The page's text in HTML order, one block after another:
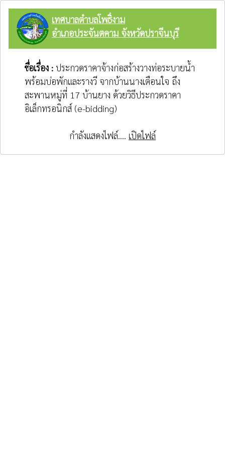
เทศบาลตำบลโพธิ์งาม
อำเภอประจันตคาม จังหวัดปราจีนบุรี
ชื่อเรื่อง : ประกวดราคาจ้างก่อสร้างวางท่อระบายน้ำ
พร้อมบ่อพักและรางวี จากบ้านนางเตือนใจ ถึง
สะพานหมู่ที่ 17 บ้านยาง ด้วยวิธีประกวดราคา
อิเล็กทรอนิกส์ (e-bidding)
กำลังแสดงไฟล์.... เปิดไฟล์